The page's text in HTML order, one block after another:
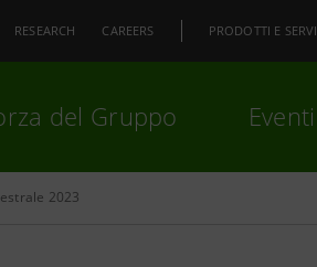
RESEARCH CAREERS PRODOTTI E
del Gruppo
2023